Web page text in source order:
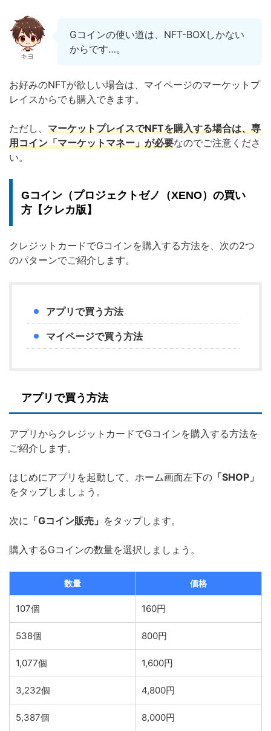
キヨ
Gコインの使い道は、NFT-BOXしかない
からです…。
お好みのNFTが欲しい場合は、マイページのマーケットプ
レイスからでも購入できます。
ただし、 マーケットプレイスでNFTを購入する場合は、専
用コイン「マーケットマネー」が必要なのでご注意くださ
い。
Gコイン（プロジェクトゼノ（XENO）の買い
方【クレカ版】
クレジットカードでGコインを購入する方法を、次の2つ
のパターンでご紹介します。
アプリで買う方法
マイページで買う方法
アプリで買う方法
アプリからクレジットカードでGコインを購入する方法を
ご紹介します。
はじめにアプリを起動して、ホーム画面左下の 「SHOP」
をタップしましょう。
次に 「Gコイン販売」 をタップします。
購入するGコインの数量を選択しましょう。
数量 価格
107個 160円
538個 800円
1,077個 1,600円
3,232個 4,800円
5,387個 8,000円